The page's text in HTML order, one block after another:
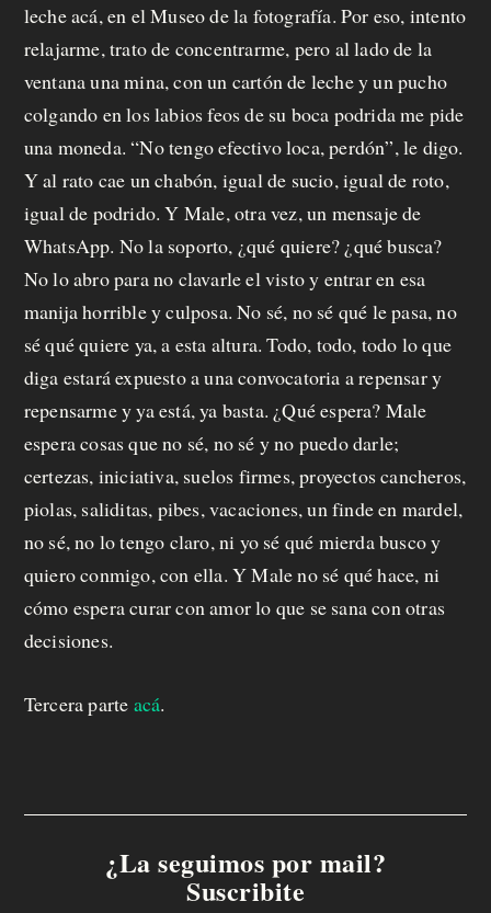
leche acá, en el Museo de la fotografía. Por eso, intento
relajarme, trato de concentrarme, pero al lado de la
ventana una mina, con un cartón de leche y un pucho
colgando en los labios feos de su boca podrida me pide
una moneda. “No tengo efectivo loca, perdón”, le digo.
Y al rato cae un chabón, igual de sucio, igual de roto,
igual de podrido. Y Male, otra vez, un mensaje de
WhatsApp. No la soporto, ¿qué quiere? ¿qué busca?
No lo abro para no clavarle el visto y entrar en esa
manija horrible y culposa. No sé, no sé qué le pasa, no
sé qué quiere ya, a esta altura. Todo, todo, todo lo que
diga estará expuesto a una convocatoria a repensar y
repensarme y ya está, ya basta. ¿Qué espera? Male
espera cosas que no sé, no sé y no puedo darle;
certezas, iniciativa, suelos firmes, proyectos cancheros,
piolas, saliditas, pibes, vacaciones, un finde en mardel,
no sé, no lo tengo claro, ni yo sé qué mierda busco y
quiero conmigo, con ella. Y Male no sé qué hace, ni
cómo espera curar con amor lo que se sana con otras
decisiones.
Tercera parte acá.
¿La seguimos por mail?
Suscribite